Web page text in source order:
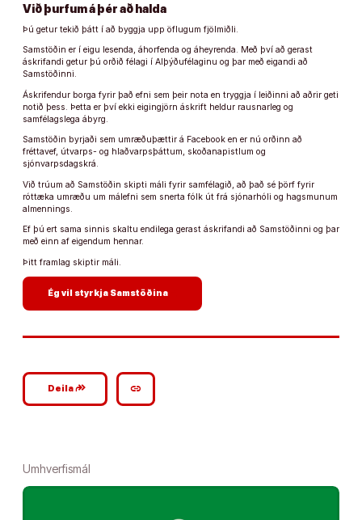
Við þurfum á þér að halda
Þú getur tekið þátt í að byggja upp öflugum fjölmiðli.
Samstöðin er í eigu lesenda, áhorfenda og áheyrenda. Með því að gerast
áskrifandi getur þú orðið félagi í Alþýðufélaginu og þar með eigandi að
Samstöðinni.
Áskrifendur borga fyrir það efni sem þeir nota en tryggja í leiðinni að aðrir geti
notið þess. Þetta er því ekki eigingjörn áskrift heldur rausnarleg og
samfélagslega ábyrg.
Samstöðin byrjaði sem umræðuþættir á Facebook en er nú orðinn að
fréttavef, útvarps- og hlaðvarpsþáttum, skoðanapistlum og
sjónvarpsdagskrá.
Við trúum að Samstöðin skipti máli fyrir samfélagið, að það sé þörf fyrir
róttæka umræðu um málefni sem snerta fólk út frá sjónarhóli og hagsmunum
almennings.
Ef þú ert sama sinnis skaltu endilega gerast áskrifandi að Samstöðinni og þar
með einn af eigendum hennar.
Þitt framlag skiptir máli.
Ég vil styrkja Samstöðina
Deilagoogle_plus_reshare link
Umhverfismál